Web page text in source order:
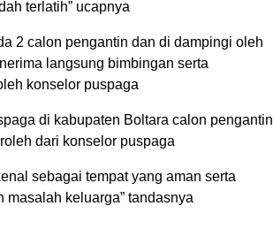
terlatih” ucapnya
2 calon pengantin dan di dampingi oleh
langsung bimbingan serta
konselor puspaga
di kabupaten Boltara calon pengantin
dari konselor puspaga
sebagai tempat yang aman serta
keluarga” tandasnya